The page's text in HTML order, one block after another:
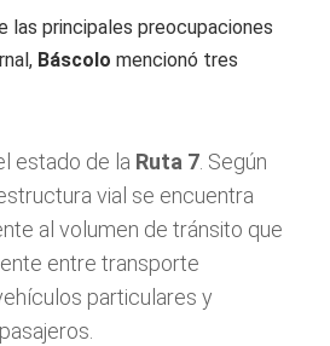
las principales preocupaciones
Báscolo mencionó tres
estado de la Ruta 7 . Según
vial se encuentra
al volumen de tránsito que
entre transporte
particulares y